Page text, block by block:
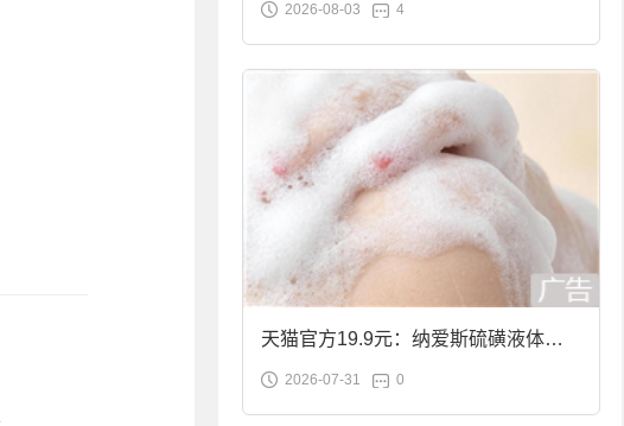
合金筷子大促：19.9元
2026-08-03 4
天猫官方19.9元：纳爱斯硫磺液体香
皂2斤大促
2026-07-31 0